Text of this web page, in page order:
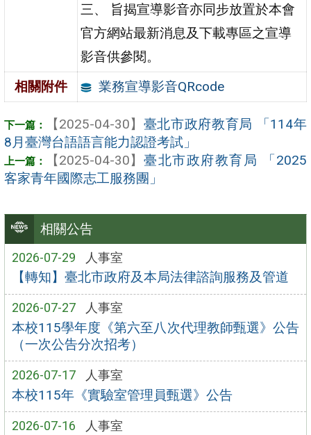
相關公告
2026-07-29 人事室
【轉知】臺北市政府及本局法律諮詢服務及管道
2026-07-27 人事室
本校115學年度《第六至八次代理教師甄選》公告
（一次公告分次招考）
2026-07-17 人事室
本校115年《實驗室管理員甄選》公告
2026-07-16 人事室
三、 旨揭宣導影音亦同步放置於本會
官方網站最新消息及下載專區之宣導
影音供參閱。
相關附件
業務宣導影音QRcode
【2025-04-30】 臺北市政府教育局 「114年
8月臺灣台語語言能力認證考試」
【2025-04-30】 臺北市政府教育局 「2025
客家青年國際志工服務團」